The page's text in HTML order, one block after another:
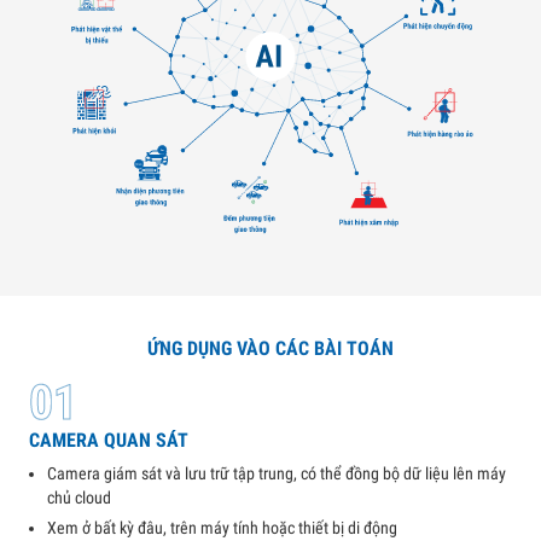
ỨNG DỤNG VÀO CÁC BÀI TOÁN
01
CAMERA QUAN SÁT
Camera giám sát và lưu trữ tập trung, có thể đồng bộ dữ liệu lên máy
chủ cloud
Xem ở bất kỳ đâu, trên máy tính hoặc thiết bị di động